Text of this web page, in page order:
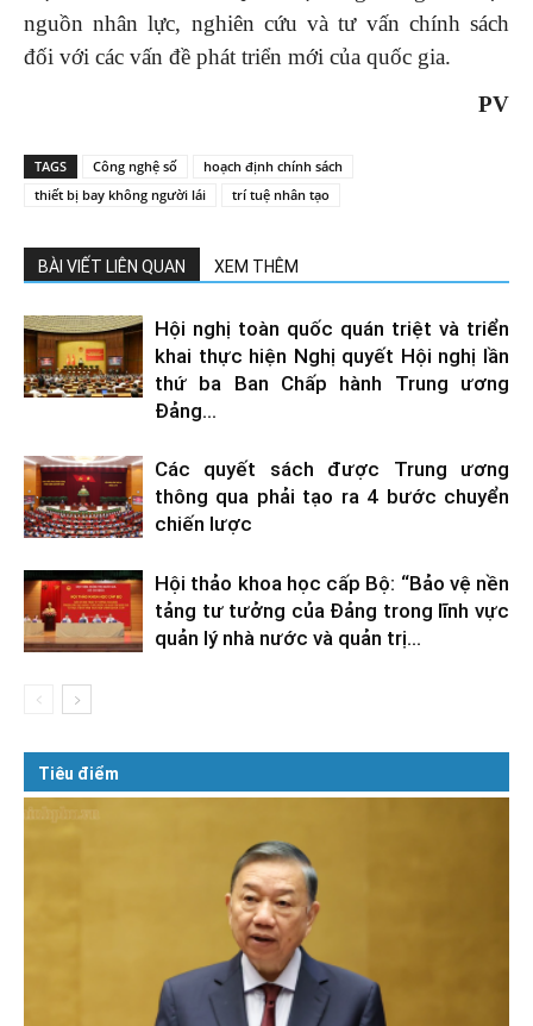
nguồn nhân lực, nghiên cứu và tư vấn chính sách
đối với các vấn đề phát triển mới của quốc gia.
PV
TAGS Công nghệ số
hoạch định chính sách
thiết bị bay không người lái
trí tuệ nhân tạo
BÀI VIẾT LIÊN QUAN XEM THÊM
Hội nghị toàn quốc quán triệt và triển
khai thực hiện Nghị quyết Hội nghị lần
thứ ba Ban Chấp hành Trung ương
Đảng...
Các quyết sách được Trung ương
thông qua phải tạo ra 4 bước chuyển
chiến lược
Hội thảo khoa học cấp Bộ: “Bảo vệ nền
tảng tư tưởng của Đảng trong lĩnh vực
quản lý nhà nước và quản trị...
Tiêu điểm